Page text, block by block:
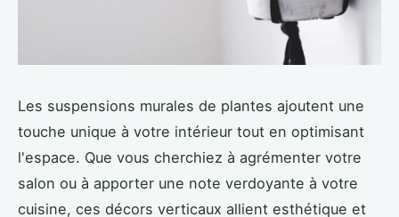
Les suspensions murales de plantes ajoutent une
touche unique à votre intérieur tout en optimisant
l'espace. Que vous cherchiez à agrémenter votre
salon ou à apporter une note verdoyante à votre
cuisine, ces décors verticaux allient esthétique et